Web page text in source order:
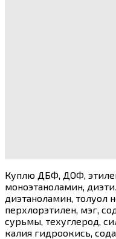
Куплю ДБФ, ДОФ,
моноэтаноламин,
диэтаноламин, толуол
перхлорэтилен, мэг,
сурьмы, техуглерод,
калия гидроокись,